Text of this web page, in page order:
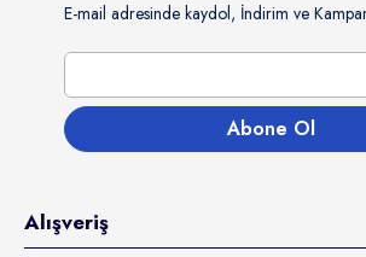
E-mail adresinde kaydol, İndirim ve
Abone Ol
Alışveriş